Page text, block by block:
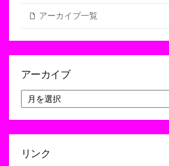
アーカイブ一覧
アーカイブ
ー
カ
リンク